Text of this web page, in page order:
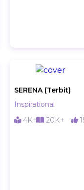
SERENA (Terbit)
Inspirational
4K+
20K+